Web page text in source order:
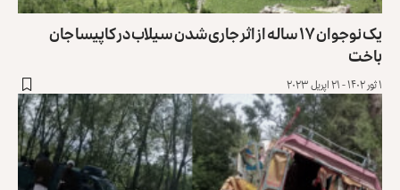
یک نوجوان ۱۷ ساله از اثر جاری‌شدن سیلاب در کاپیسا جان
باخت
۱ ثور ۱۴۰۲ - ۲۱ اپریل ۲۰۲۳